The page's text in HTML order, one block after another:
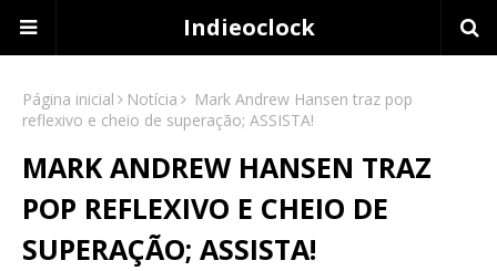
Indieoclock
Página inicial Notícia
Mark Andrew Hansen traz pop
reflexivo e cheio de superação; ASSISTA!
MARK ANDREW HANSEN TRAZ
POP REFLEXIVO E CHEIO DE
SUPERAÇÃO; ASSISTA!